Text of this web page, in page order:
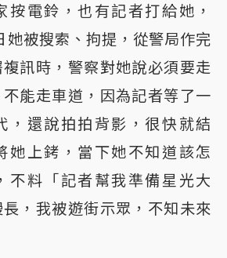
按電鈴，也有記者打給她，
被搜索、拘提，從警局作完
訊時，警察對她說必須要走
能走車道，因為記者等了一
，還說拍拍背影，很快就結
她上銬，當下她不知道該怎
不料「記者幫我準備星光大
，我被遊街示眾，不知未來